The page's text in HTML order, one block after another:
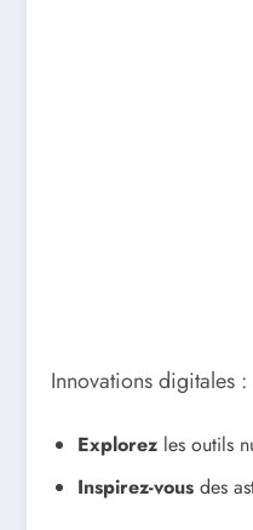
Innovations digitales
Explorez les outils
Inspirez-vous des